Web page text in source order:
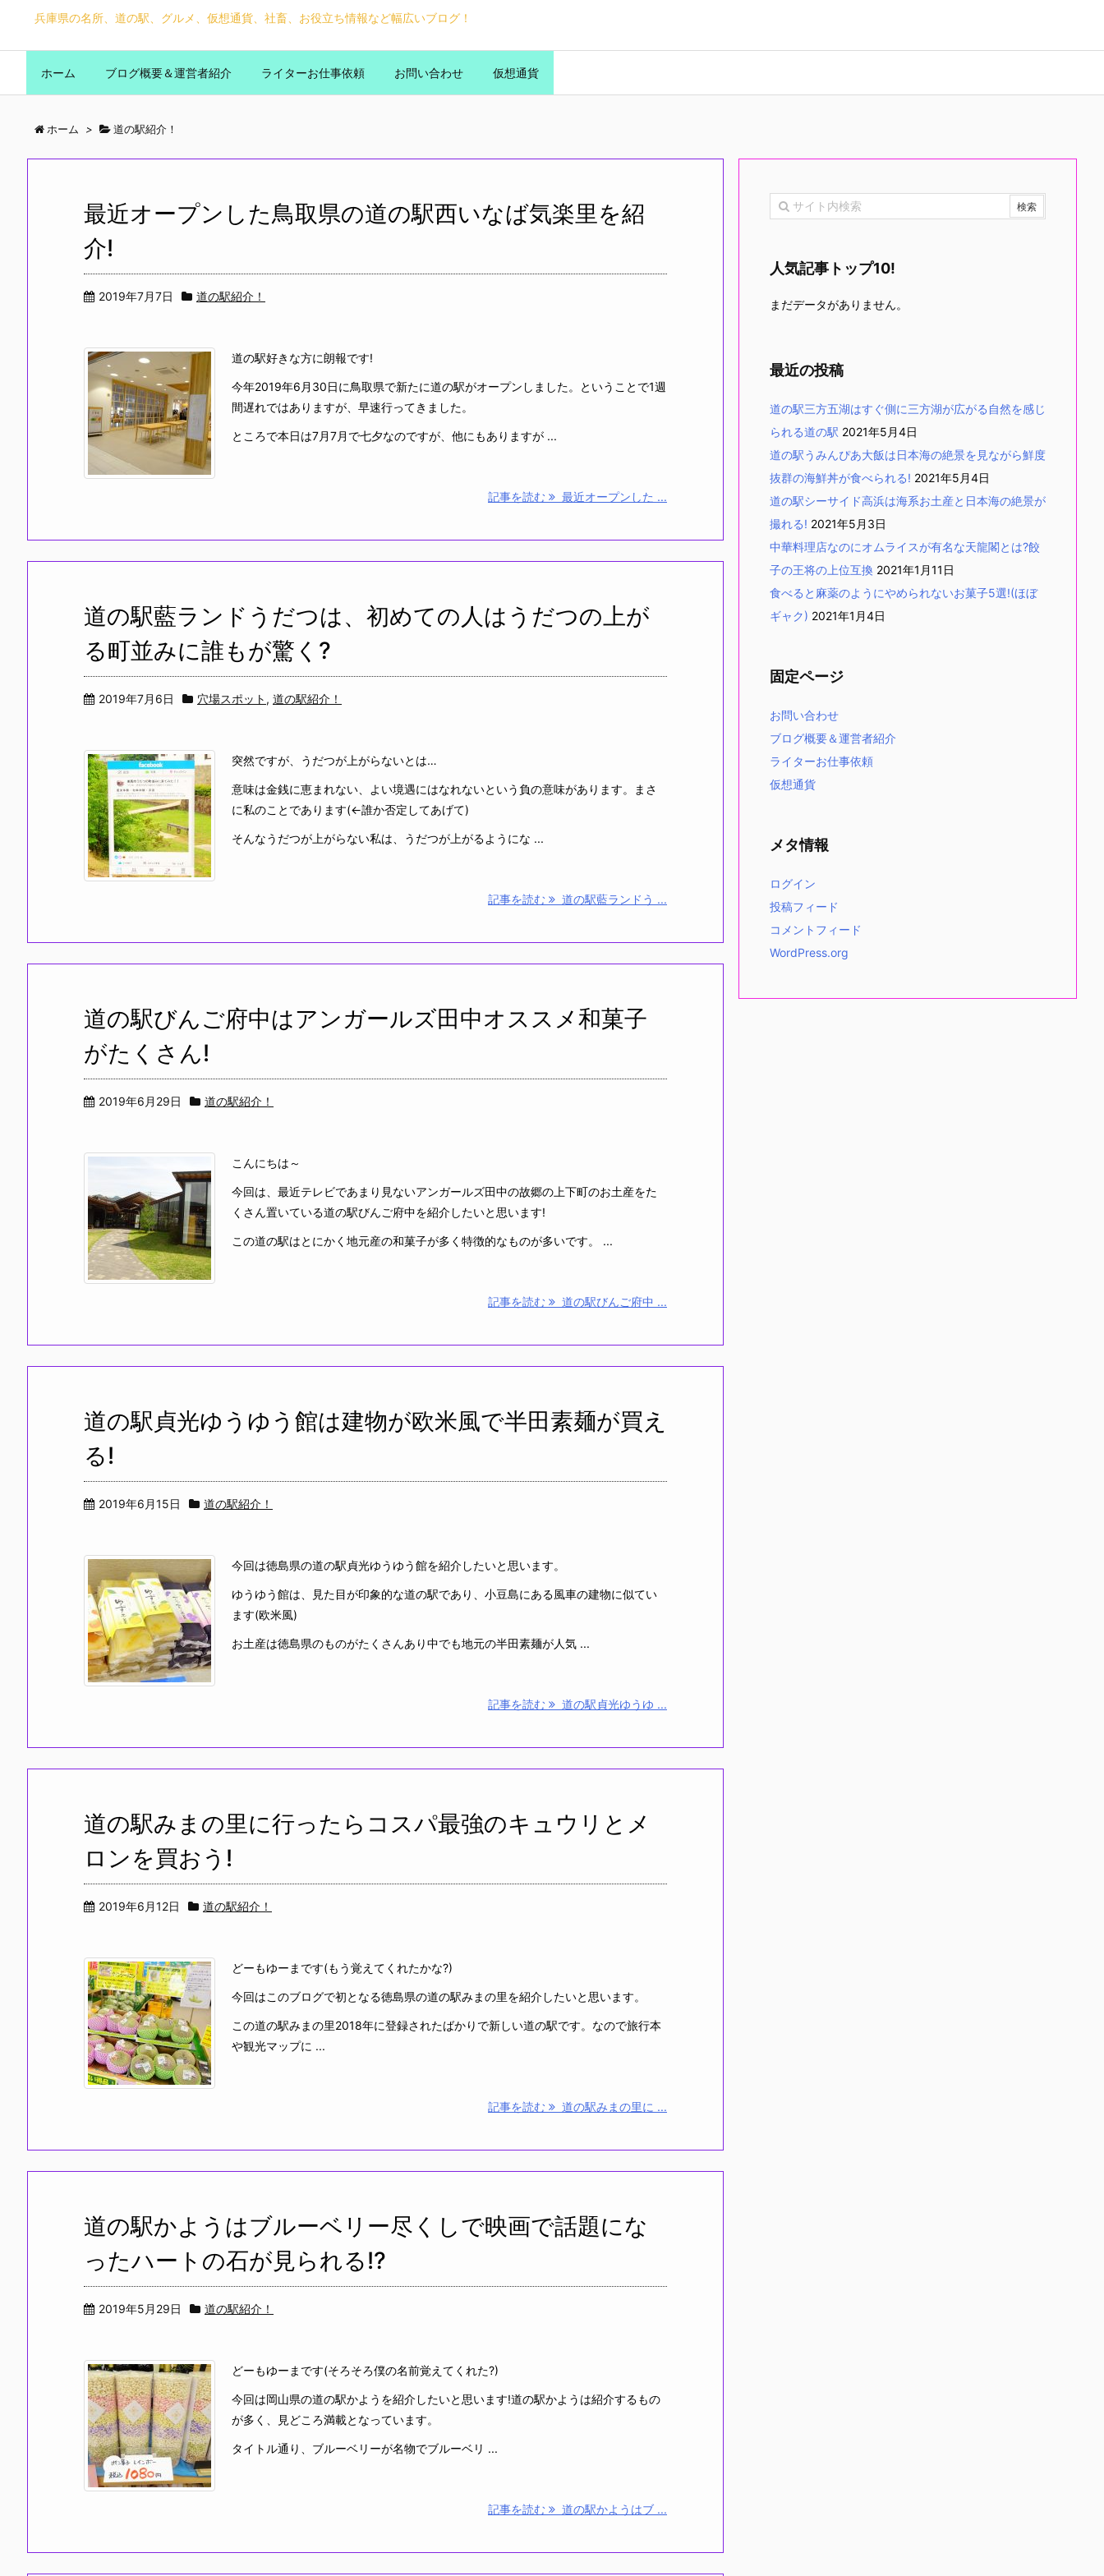
兵庫県の名所、道の駅、グルメ、仮想通貨、社畜、お役立ち情報など幅広いブログ！
ホーム ブログ概要＆運営者紹介 ライターお仕事依頼 お問い合わせ 仮想通貨
ホーム > 道の駅紹介！
最近オープンした鳥取県の道の駅西いなば気楽里を紹
介!
2019年7月7日 道の駅紹介！
道の駅好きな方に朗報です!
今年2019年6月30日に鳥取県で新たに道の駅がオープンしました。ということで1週
間遅れではありますが、早速行ってきました。
ところで本日は7月7月で七夕なのですが、他にもありますが ...
記事を読む 最近オープンした ...
道の駅藍ランドうだつは、初めての人はうだつの上が
る町並みに誰もが驚く?
2019年7月6日 穴場スポット , 道の駅紹介！
突然ですが、うだつが上がらないとは…
意味は金銭に恵まれない、よい境遇にはなれないという負の意味があります。まさ
に私のことであります(←誰か否定してあげて)
そんなうだつが上がらない私は、うだつが上がるようにな ...
記事を読む 道の駅藍ランドう ...
道の駅びんご府中はアンガールズ田中オススメ和菓子
がたくさん!
2019年6月29日 道の駅紹介！
こんにちは～
今回は、最近テレビであまり見ないアンガールズ田中の故郷の上下町のお土産をた
くさん置いている道の駅びんご府中を紹介したいと思います!
この道の駅はとにかく地元産の和菓子が多く特徴的なものが多いです。 ...
記事を読む 道の駅びんご府中 ...
道の駅貞光ゆうゆう館は建物が欧米風で半田素麺が買え
る!
2019年6月15日 道の駅紹介！
今回は徳島県の道の駅貞光ゆうゆう館を紹介したいと思います。
ゆうゆう館は、見た目が印象的な道の駅であり、小豆島にある風車の建物に似てい
ます(欧米風)
お土産は徳島県のものがたくさんあり中でも地元の半田素麺が人気 ...
記事を読む 道の駅貞光ゆうゆ ...
道の駅みまの里に行ったらコスパ最強のキュウリとメ
ロンを買おう!
2019年6月12日 道の駅紹介！
どーもゆーまです(もう覚えてくれたかな?)
今回はこのブログで初となる徳島県の道の駅みまの里を紹介したいと思います。
この道の駅みまの里2018年に登録されたばかりで新しい道の駅です。なので旅行本
や観光マップに ...
記事を読む 道の駅みまの里に ...
道の駅かようはブルーベリー尽くしで映画で話題にな
ったハートの石が見られる!?
2019年5月29日 道の駅紹介！
どーもゆーまです(そろそろ僕の名前覚えてくれた?)
今回は岡山県の道の駅かようを紹介したいと思います!道の駅かようは紹介するもの
が多く、見どころ満載となっています。
タイトル通り、ブルーベリーが名物でブルーベリ ...
記事を読む 道の駅かようはブ ...
人気記事トップ10!
まだデータがありません。
最近の投稿
道の駅三方五湖はすぐ側に三方湖が広がる自然を感じ
られる道の駅 2021年5月4日
道の駅うみんぴあ大飯は日本海の絶景を見ながら鮮度
抜群の海鮮丼が食べられる! 2021年5月4日
道の駅シーサイド高浜は海系お土産と日本海の絶景が
撮れる! 2021年5月3日
中華料理店なのにオムライスが有名な天龍閣とは?餃
子の王将の上位互換 2021年1月11日
食べると麻薬のようにやめられないお菓子5選!(ほぼ
ギャク) 2021年1月4日
固定ページ
お問い合わせ
ブログ概要＆運営者紹介
ライターお仕事依頼
仮想通貨
メタ情報
ログイン
投稿フィード
コメントフィード
WordPress.org